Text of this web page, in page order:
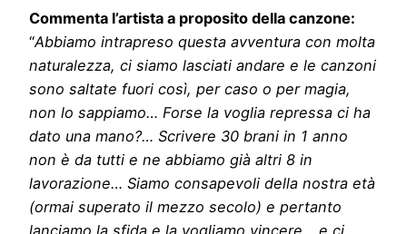
Commenta l’artista a proposito della canzone:
“Abbiamo intrapreso questa avventura con molta
naturalezza, ci siamo lasciati andare e le canzoni
sono saltate fuori così, per caso o per magia,
non lo sappiamo… Forse la voglia repressa ci ha
dato una mano?… Scrivere 30 brani in 1 anno
non è da tutti e ne abbiamo già altri 8 in
lavorazione… Siamo consapevoli della nostra età
(ormai superato il mezzo secolo) e pertanto
lanciamo la sfida e la vogliamo vincere… e ci